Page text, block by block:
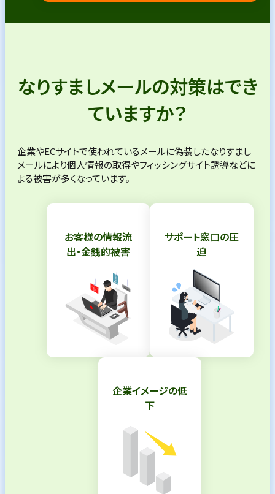
なりすましメールの対策はでき
ていますか？
企業やECサイトで使われているメールに偽装したなりすまし
メールにより個人情報の取得やフィッシングサイト誘導などに
よる被害が多くなっています。
お客様の情報流
出・金銭的被害
サポート窓口の圧
迫
企業イメージの低
下